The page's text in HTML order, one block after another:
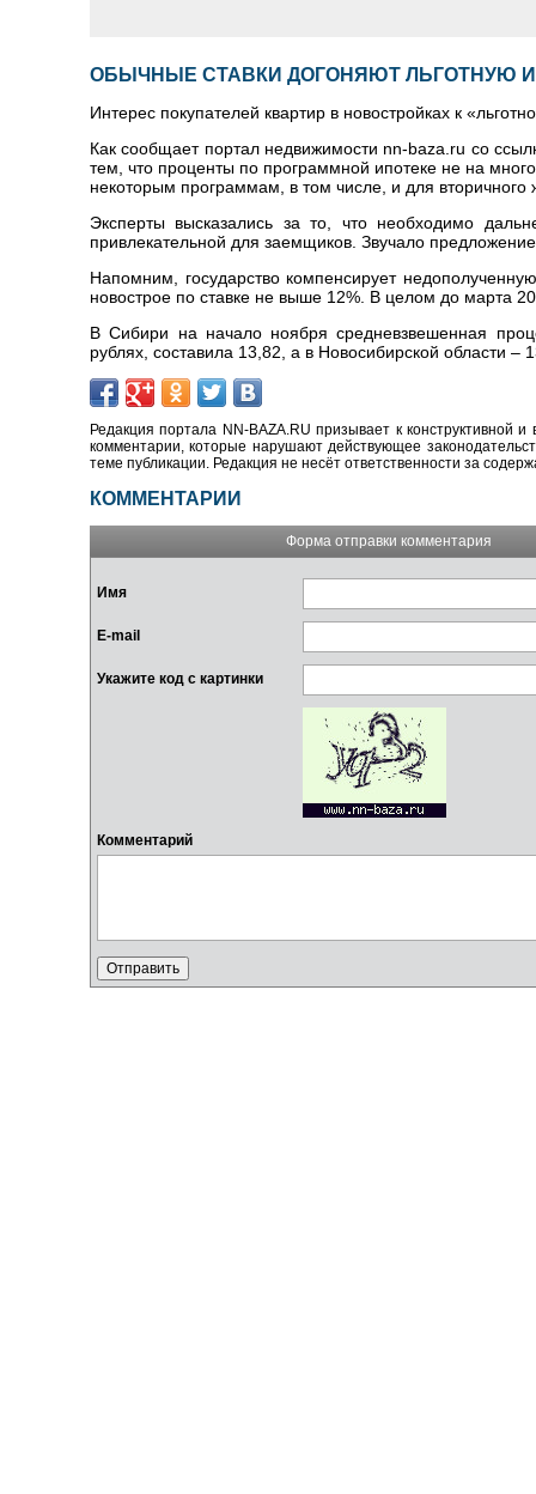
ОБЫЧНЫЕ СТАВКИ ДОГОНЯЮТ ЛЬГОТНУЮ
Интерес покупателей квартир в новостройках к
Как сообщает портал недвижимости nn-baza.ru со
тем, что проценты по программной ипотеке не на
некоторым программам, в том числе, и для вторичного
Эксперты высказались за то, что необходимо
привлекательной для заемщиков. Звучало
Напомним, государство компенсирует
новострое по ставке не выше 12%. В целом до марта
В Сибири на начало ноября средневзвешенная
рублях, составила 13,82, а в Новосибирской области –
Редакция портала NN-BAZA.RU призывает к конструктивной
комментарии, которые нарушают действующее
теме публикации. Редакция не несёт ответственности за
КОММЕНТАРИИ
Форма отправки комментария
Имя
E-mail
Укажите код с картинки
Комментарий